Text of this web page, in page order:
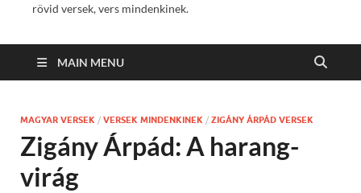
rövid versek, vers mindenkinek.
MAIN MENU
MAGYAR VERSEK / VERSEK MINDENKINEK / ZIGÁNY ÁRPÁD VERSEK
Zigány Árpád: A harang-
virág